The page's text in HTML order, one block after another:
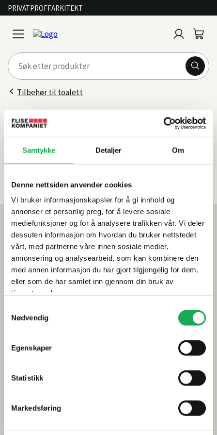
Samtykke Detaljer Om
Denne nettsiden anvender cookies
Vi bruker informasjonskapsler for å gi innhold og
annonser et personlig preg, for å levere sosiale
mediefunksjoner og for å analysere trafikken vår. Vi deler
dessuten informasjon om hvordan du bruker nettstedet
vårt, med partnerne våre innen sosiale medier,
annonsering og analysearbeid, som kan kombinere den
med annen informasjon du har gjort tilgjengelig for dem,
eller som de har samlet inn gjennom din bruk av
tjenestene deres.
Nødvendig
Egenskaper
Statistikk
Markedsføring
PRIVATPROFFARKITEKT
open
menu
inn
Tilbehør til toalett
Vakuumpumpe
Filter
Sorter
etter
0 produkter
Mest lest akkurat nå
Årets flis hos Flisekompaniet
Klikkvinyl - Gulvet som tåler alt
Tips og råd
Dette må du tenke på når du innreder badet
Smarte tips for riktig valg av dusj
Inspirasjon